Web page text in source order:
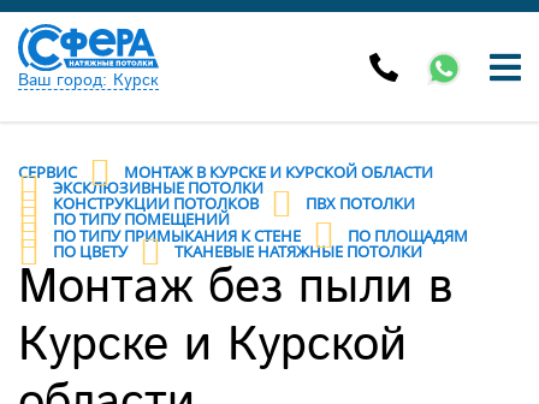
Ваш город: Курск
СЕРВИС МОНТАЖ В КУРСКЕ И КУРСКОЙ ОБЛАСТИ
ЭКСКЛЮЗИВНЫЕ ПОТОЛКИ
КОНСТРУКЦИИ ПОТОЛКОВ ПВХ ПОТОЛКИ
ПО ТИПУ ПОМЕЩЕНИЙ
ПО ТИПУ ПРИМЫКАНИЯ К СТЕНЕ ПО ПЛОЩАДЯМ
ПО ЦВЕТУ ТКАНЕВЫЕ НАТЯЖНЫЕ ПОТОЛКИ
Монтаж без пыли в
Курске и Курской